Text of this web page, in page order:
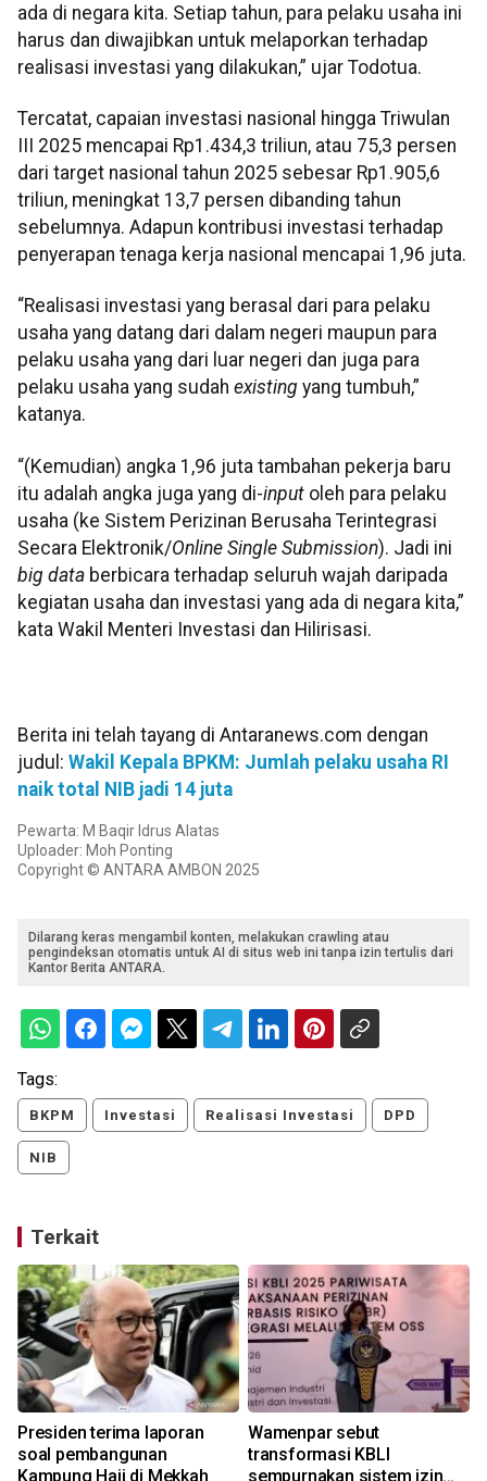
ada di negara kita. Setiap tahun, para pelaku usaha ini
harus dan diwajibkan untuk melaporkan terhadap
realisasi investasi yang dilakukan,” ujar Todotua.
Tercatat, capaian investasi nasional hingga Triwulan
III 2025 mencapai Rp1.434,3 triliun, atau 75,3 persen
dari target nasional tahun 2025 sebesar Rp1.905,6
triliun, meningkat 13,7 persen dibanding tahun
sebelumnya. Adapun kontribusi investasi terhadap
penyerapan tenaga kerja nasional mencapai 1,96 juta.
“Realisasi investasi yang berasal dari para pelaku
usaha yang datang dari dalam negeri maupun para
pelaku usaha yang dari luar negeri dan juga para
pelaku usaha yang sudah existing yang tumbuh,”
katanya.
“(Kemudian) angka 1,96 juta tambahan pekerja baru
itu adalah angka juga yang di-input oleh para pelaku
usaha (ke Sistem Perizinan Berusaha Terintegrasi
Secara Elektronik/Online Single Submission). Jadi ini
big data berbicara terhadap seluruh wajah daripada
kegiatan usaha dan investasi yang ada di negara kita,”
kata Wakil Menteri Investasi dan Hilirisasi.
Berita ini telah tayang di Antaranews.com dengan
judul: Wakil Kepala BPKM: Jumlah pelaku usaha RI
naik total NIB jadi 14 juta
Pewarta: M Baqir Idrus Alatas
Uploader: Moh Ponting
Copyright © ANTARA AMBON 2025
Dilarang keras mengambil konten, melakukan crawling atau
pengindeksan otomatis untuk AI di situs web ini tanpa izin tertulis dari
Kantor Berita ANTARA.
Tags:
BKPM Investasi Realisasi Investasi DPD
NIB
Terkait
Presiden terima laporan
soal pembangunan
Kampung Haji di Mekkah
Wamenpar sebut
transformasi KBLI
sempurnakan sistem izin